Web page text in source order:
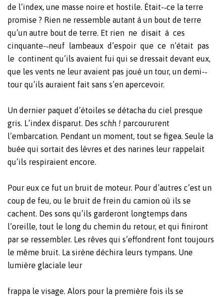
de l’index, une masse noire et hostile. Était-‐ce la terre
promise ? Rien ne ressemble autant à un bout de terre
qu’un autre bout de terre. Et rien ne disait à ces
cinquante-‐neuf lambeaux d’espoir que ce n’était pas
le continent qu’ils avaient fui qui se dressait devant eux,
que les vents ne leur avaient pas joué un tour, un demi-‐
tour qu’ils auraient fait sans s’en apercevoir.
Un dernier paquet d’étoiles se détacha du ciel presque
gris. L’index disparut. Des schh ! parcoururent
l’embarcation. Pendant un moment, tout se figea. Seule la
buée qui sortait des lèvres et des narines leur rappelait
qu’ils respiraient encore.
Pour eux ce fut un bruit de moteur. Pour d’autres c’est un
coup de feu, ou le bruit de frein du camion où ils se
cachent. Des sons qu’ils garderont longtemps dans
l’oreille, tout le long du chemin du retour, et qui finiront
par se ressembler. Les rêves qui s’effondrent font toujours
le même bruit. La sirène déchira leurs tympans. Une
lumière glaciale leur
frappa le visage. Alors pour la première fois ils se